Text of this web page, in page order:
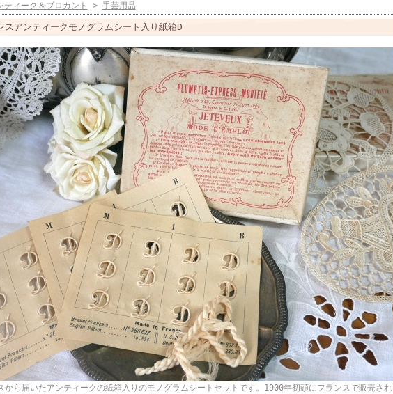
ティーク＆ブロカント > 手芸用品
スアンティークモノグラムシート入り紙箱D
届いたアンティークの紙箱入りのモノグラムシートセットです。1900年初頭にフランスで販売され